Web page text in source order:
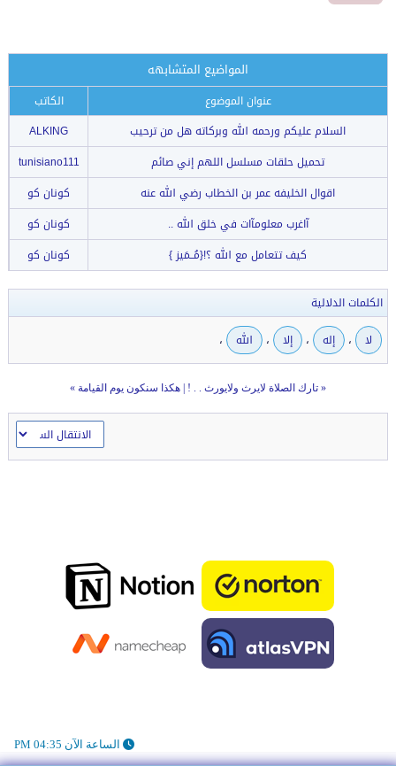
المواضيع المتشابهه
عنوان الموضوع
الكاتب
السلام عليكم ورحمه الله وبركاته هل من ترحيب
ALKING
تحميل حلقات مسلسل اللهم إني صائم
tunisiano111
اقوال الخليفه عمر بن الخطاب رضي الله عنه
كونان كو
آاغرب معلومآات في خلق الله ..
كونان كو
كيف تتعامل مع الله ؟!{مُــمَيز }
كونان كو
الكلمات الدلالية
لا
، إله ، إلا ، الله ،
« تارك الصلاة لايرث ولايورث . . ! هكذا سنكون يوم القيامة »
الساعة الآن 04:35 PM